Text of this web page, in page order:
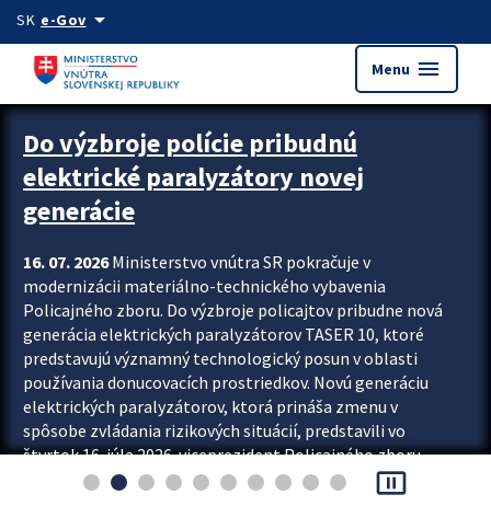
Preskocit na hlavný obsah
SK e-Govarrow_drop_down
Menu menu
Zastavit automatický posun upútavok
Do výzbroje polície pribudnú
elektrické paralyzátory novej
generácie
16. 07. 2026Ministerstvo vnútra SR pokračuje v
modernizácii materiálno-technického vybavenia
Policajného zboru. Do výzbroje policajtov pribudne nová
generácia elektrických paralyzátorov TASER 10, ktoré
predstavujú významný technologický posun v oblasti
používania donucovacích prostriedkov. Novú generáciu
elektrických paralyzátorov, ktorá prináša zmenu v
spôsobe zvládania rizikových situácií, predstavili vo
štvrtok 16. júla 2026 viceprezident Policajného zboru
Rastislav Polakovič a riaditeľ odboru výcviku...
pause_presentation